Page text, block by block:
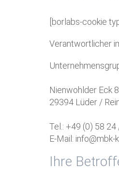
[borlabs-cookie
Verantwortlicher
Nienwohlder Eck 8
29394 Lüder /
Tel.: +49 (0) 58
E-Mail: info@mbk-
Ihre